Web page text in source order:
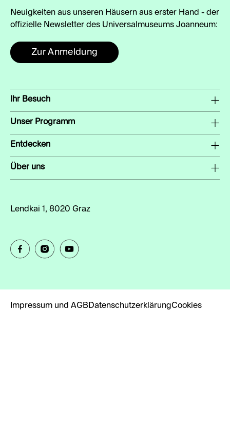
Neuigkeiten aus unseren Häusern aus erster Hand - der
offizielle Newsletter des Universalmuseums Joanneum:
Zur Anmeldung
Ihr Besuch
Unser Programm
Entdecken
Über uns
Lendkai 1, 8020 Graz
Impressum und AGBDatenschutzerklärungCookies